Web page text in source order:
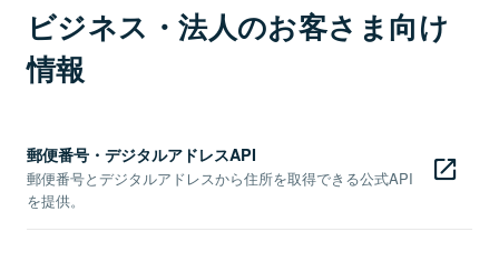
ビジネス・法人のお客さま向け
情報
郵便番号・デジタルアドレスAPI
郵便番号とデジタルアドレスから住所を取得できる公式API
を提供。